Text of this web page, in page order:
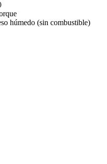
húmedo (sin combustible)